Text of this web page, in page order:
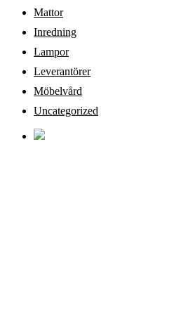
Mattor
Inredning
Lampor
Leverantörer
Möbelvård
Uncategorized